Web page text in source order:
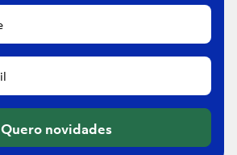
Quero novidades